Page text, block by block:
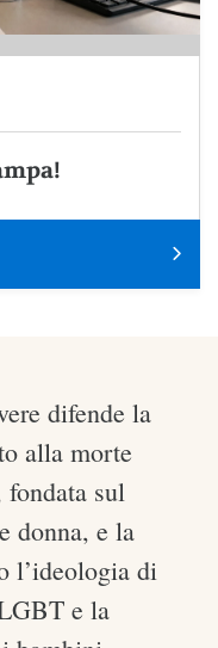
difende la
alla morte
sul
donna, e la
l’ideologia di
e la